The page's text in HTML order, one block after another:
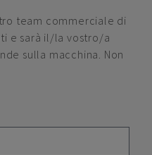
team commerciale di
e sarà il/la vostro/a
sulla macchina. Non